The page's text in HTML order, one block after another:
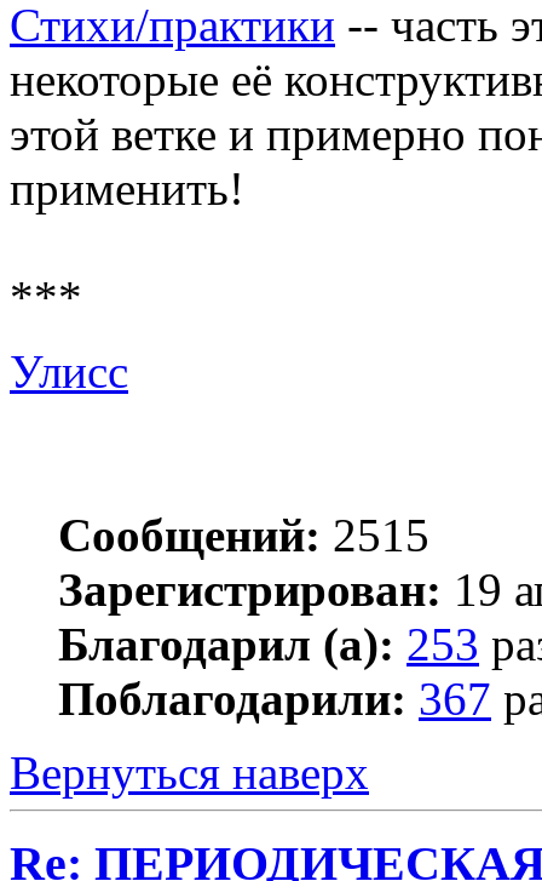
Стихи/практики -- часть
некоторые её
этой ветке и примерно
применить!
***
Улисс
Сообщений: 2515
Зарегистрирован: 19
Благодарил (а): 253
Поблагодарили: 367
Вернуться наверх
Re: